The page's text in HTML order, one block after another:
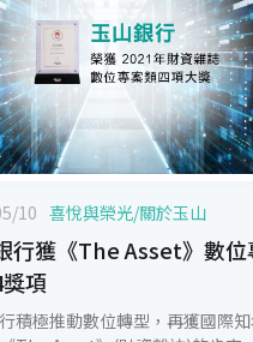
10 喜悅與榮光/關於玉山
行獲《The Asset》數位
項
積極推動數位轉型，再獲國際